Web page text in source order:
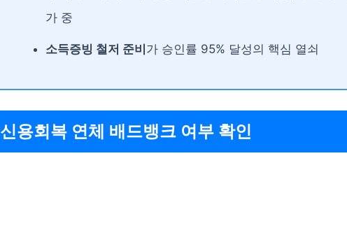
가 중
소득증빙 철저 준비가 승인률 95% 달성의 핵심 열쇠
신용회복 연체 배드뱅크 여부 확인